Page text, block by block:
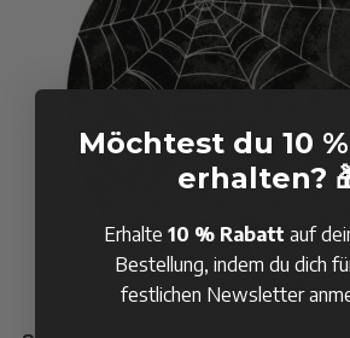
Möchtest du 10
erhalten?
Erhalte 10 % Rabatt auf
Bestellung, indem du dich
festlichen Newsletter